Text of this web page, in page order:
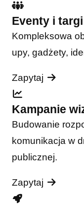
Eventy i targi
Kompleksowa
upy, gadżety,
Zapytaj
Kampanie
Budowanie
komunikacja w
publicznej.
Zapytaj